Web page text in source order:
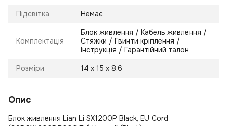
Підсвітка Немає
Комплектація
Блок живлення / Кабель живлення /
Стяжки / Гвинти кріплення /
Інструкція / Гарантійний талон
Розміри 14 х 15 х 8.6
Опис
Блок живлення Lian Li SX1200P Black, EU Cord